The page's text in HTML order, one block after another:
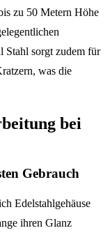
zu 50 Metern Höhe
Stahl sorgt zudem für
was die
bei
Gebrauch
Edelstahlgehäuse
ihren Glanz